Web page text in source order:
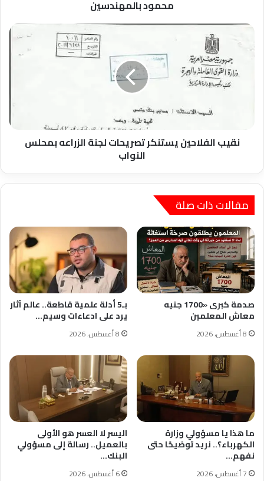
محمود بالمهندسين
نقيب
الفلاحين
يستنكر
تصريحات
نقيب الفلاحين يستنكر تصريحات لجنة الزراعه بمحلس
النواب
مقالات ذات صلة
صدمة كبرى «1700 جنيه
معاش المعلمين
8 أغسطس، 2026
بـ5 أدلة علمية قاطعة.. عالم آثار
يرد على ادعاءات وسيم…
8 أغسطس، 2026
ما هذا يا مسؤولي وزارة
الكهرباء؟.. نريد توضيحًا حتى
نفهم…
7 أغسطس، 2026
اليسر لا العسر هو الأولى
بالعميل.. رسالة إلى مسؤولي
البنك…
6 أغسطس، 2026